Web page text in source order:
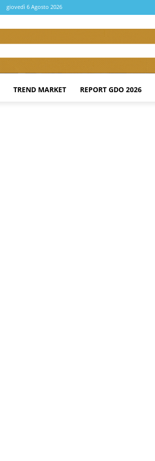
giovedì 6 Agosto 2026
TREND MARKET REPORT GDO 2026